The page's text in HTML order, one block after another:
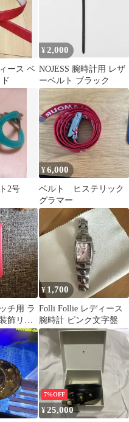
ース ベ
¥2,000
NOJESS 腕時計用 レザ
ーベルト ブラック
2号
¥6,000
ベルト ヒステリック
グラマー
チ用 ラ
飾リン
¥ 1,700
Folli Follie レディース
腕時計 ピンク文字盤
7%OFF
¥25,000